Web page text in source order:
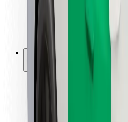
Förarsäkerhet
Scootersäkerhet
Säkerhetslabb
Platser
Stadslösningar